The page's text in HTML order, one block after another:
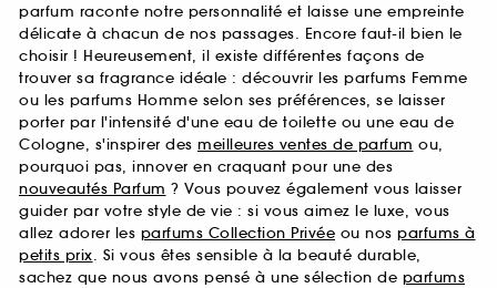
parfum raconte notre personnalité et laisse une empreinte
délicate à chacun de nos passages. Encore faut-il bien le
choisir ! Heureusement, il existe différentes façons de
trouver sa fragrance idéale : découvrir les parfums Femme
ou les parfums Homme selon ses préférences, se laisser
porter par l'intensité d'une eau de toilette ou une eau de
Cologne, s'inspirer des meilleures ventes de parfum ou,
pourquoi pas, innover en craquant pour une des
nouveautés Parfum ? Vous pouvez également vous laisser
guider par votre style de vie : si vous aimez le luxe, vous
allez adorer les parfums Collection Privée ou nos parfums à
petits prix. Si vous êtes sensible à la beauté durable,
sachez que nous avons pensé à une sélection de parfums